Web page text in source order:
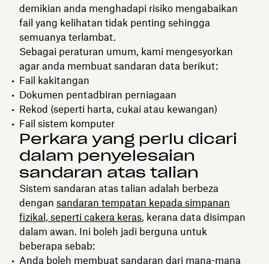
demikian anda menghadapi risiko mengabaikan
fail yang kelihatan tidak penting sehingga
semuanya terlambat.
Sebagai peraturan umum, kami mengesyorkan
agar anda membuat sandaran data berikut:
Fail kakitangan
Dokumen pentadbiran perniagaan
Rekod (seperti harta, cukai atau kewangan)
Fail sistem komputer
Perkara yang perlu dicari
dalam penyelesaian
sandaran atas talian
Sistem sandaran atas talian adalah berbeza
dengan sandaran tempatan kepada simpanan
fizikal, seperti cakera keras, kerana data disimpan
dalam awan. Ini boleh jadi berguna untuk
beberapa sebab:
Anda boleh membuat sandaran dari mana-mana